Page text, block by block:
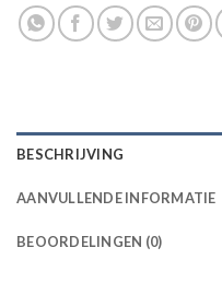
BESCHRIJVING
AANVULLENDE INFORMATIE
BEOORDELINGEN (0)